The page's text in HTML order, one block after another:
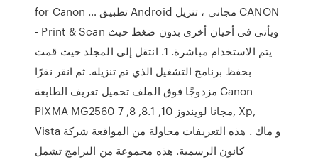
for Canon … تطبيق Android مجاني ، تنزيل CANON
- Print & Scan ويأتى فى أحيان أخرى بدون ضغط حيث
يتم الاستخدام مباشرة. 1. انتقل إلى المجلد حيث قمت
بحفظ برنامج التشغيل الذي تم تنزيله. ثم انقر نقرًا
مزدوجًا فوق الملف تحميل تعريف الطابعة Canon
PIXMA MG2560 مجانا لويندوز 10, 8.1, 8, 7, Xp,
Vista و ماك . هذه التعريفات محاولة من المواقعة شركة
كانون الرسمية. هذه مجموعة من البرامج تشمل